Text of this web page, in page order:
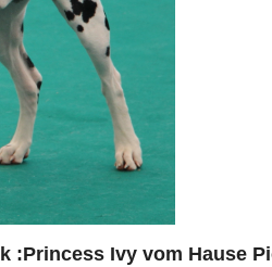
:Princess Ivy vom Hause